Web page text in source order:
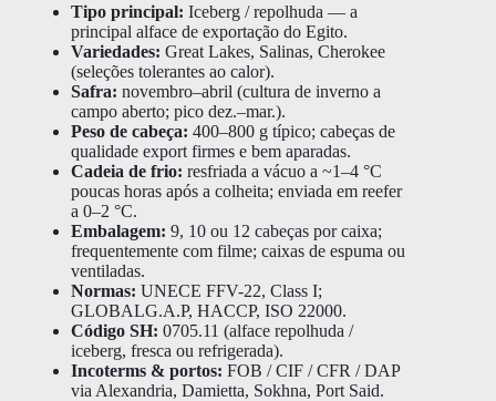
Tipo principal: Iceberg / repolhuda — a
principal alface de exportação do Egito.
Variedades: Great Lakes, Salinas, Cherokee
(seleções tolerantes ao calor).
Safra: novembro–abril (cultura de inverno a
campo aberto; pico dez.–mar.).
Peso de cabeça: 400–800 g típico; cabeças de
qualidade export firmes e bem aparadas.
Cadeia de frio: resfriada a vácuo a ~1–4 °C
poucas horas após a colheita; enviada em reefer
a 0–2 °C.
Embalagem: 9, 10 ou 12 cabeças por caixa;
frequentemente com filme; caixas de espuma ou
ventiladas.
Normas: UNECE FFV-22, Class I;
GLOBALG.A.P, HACCP, ISO 22000.
Código SH: 0705.11 (alface repolhuda /
iceberg, fresca ou refrigerada).
Incoterms & portos: FOB / CIF / CFR / DAP
via Alexandria, Damietta, Sokhna, Port Said.